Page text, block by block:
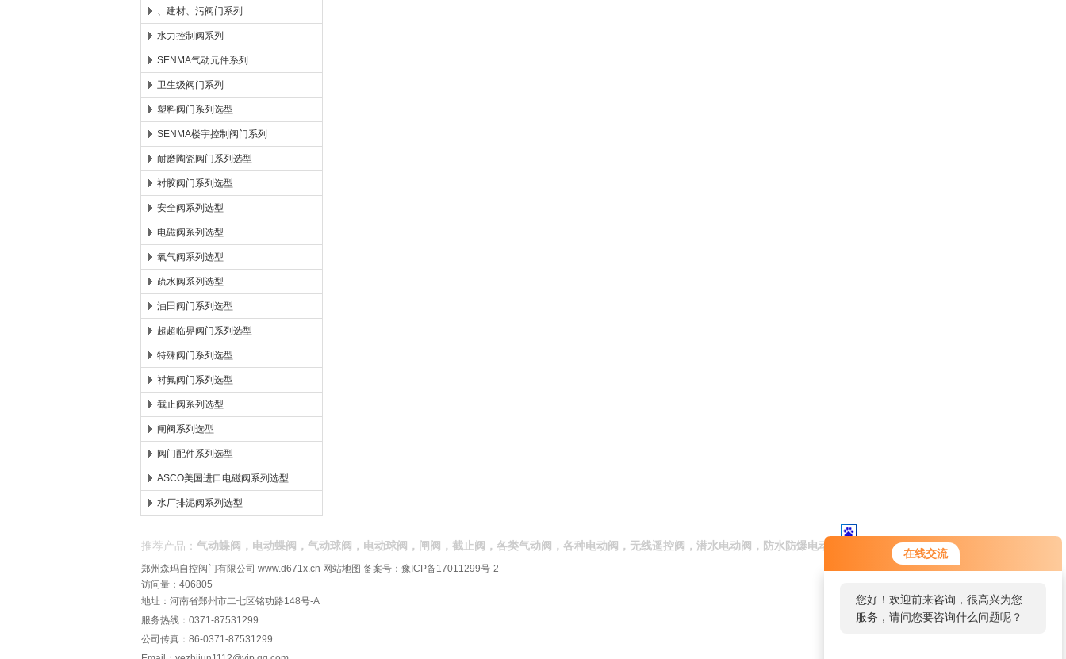
在线交流
您好！欢迎前来咨询，很高兴为您
服务，请问您要咨询什么问题呢？
、建材、污阀门系列
水力控制阀系列
SENMA气动元件系列
卫生级阀门系列
塑料阀门系列选型
SENMA楼宇控制阀门系列
耐磨陶瓷阀门系列选型
衬胶阀门系列选型
安全阀系列选型
电磁阀系列选型
氧气阀系列选型
疏水阀系列选型
油田阀门系列选型
超超临界阀门系列选型
特殊阀门系列选型
衬氟阀门系列选型
截止阀系列选型
闸阀系列选型
阀门配件系列选型
ASCO美国进口电磁阀系列选型
水厂排泥阀系列选型
推荐产品： 气动蝶阀，电动蝶阀，气动球阀，电动球阀，闸阀，截止阀，各类气动阀，各种电动阀，无线遥控阀，潜水电动阀，防水防爆电动阀
郑州森玛自控阀门有限公司 www.d671x.cn 网站地图 备案号： 豫ICP备17011299号-2
访问量：406805
地址：河南省郑州市二七区铭功路148号-A
服务热线：0371-87531299
公司传真：86-0371-87531299